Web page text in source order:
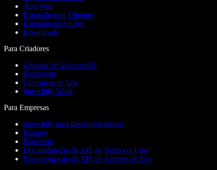
App Web
Extensão para Chrome
Extensão para Edge
Downloads
Para Criadores
Gerador de Voz com IA
Dublagem
Clonagem de Voz
Speechify Work
Para Empresas
Speechify para Desenvolvedores
Equipes
Educação
Documentação da API de Texto em Fala
Documentação da API de Agentes de Voz